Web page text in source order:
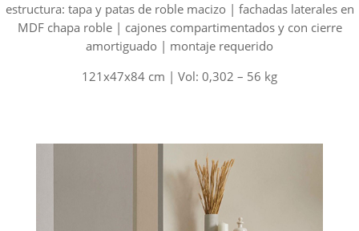
estructura: tapa y patas de roble macizo | fachadas laterales en
MDF chapa roble | cajones compartimentados y con cierre
amortiguado | montaje requerido
121x47x84 cm | Vol: 0,302 – 56 kg